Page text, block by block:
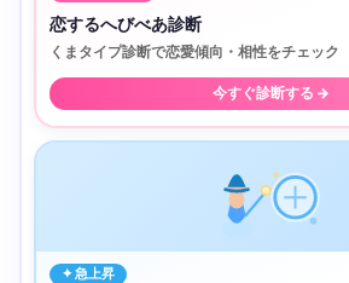
恋するへびべあ診断
くまタイプ診断で恋愛傾向・相性をチェック
今すぐ診断する →
✦ 急上昇